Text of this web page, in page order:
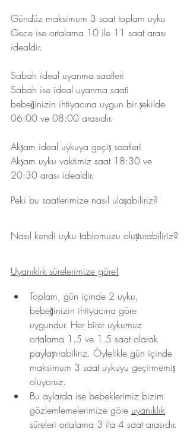
Gündüz maksimum 3 saat toplam uyku
Gece ise ortalama 10 ile 11 saat arası
idealdir.
Sabah ideal uyanma saatleri
Sabah ise ideal uyanma saati
bebeğinizin ihtiyacına uygun bir şekilde
06:00 ve 08:00 arasıdır.
Akşam ideal uykuya geçiş saatleri
Akşam uyku vaktimiz saat 18:30 ve
20:30 arası idealdir.
Peki bu saatlerimize nasıl ulaşabiliriz?
Nasıl kendi uyku tablomuzu oluşturabiliriz?
Uyanıklık sürelerimize göre!
Toplam, gün içinde 2 uyku,
bebeğinizin ihtiyacına göre
uygundur. Her birer uykumuz
ortalama 1.5 ve 1.5 saat olarak
paylaştırabiliriz. Öylelikle gün içinde
maksimum 3 saat uykuyu geçirmemiş
oluyoruz.
Bu aylarda ise bebeklerimiz bizim
gözlemlemelerimize göre uyanıklık
süreleri ortalama 3 ila 4 saat arasıdır.